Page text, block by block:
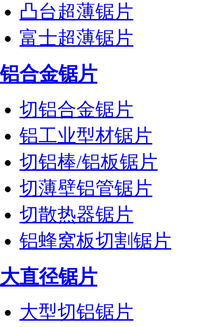
凸台超薄锯片
富士超薄锯片
铝合金锯片
切铝合金锯片
铝工业型材锯片
切铝棒/铝板锯片
切薄壁铝管锯片
切散热器锯片
铝蜂窝板切割锯片
大直径锯片
大型切铝锯片